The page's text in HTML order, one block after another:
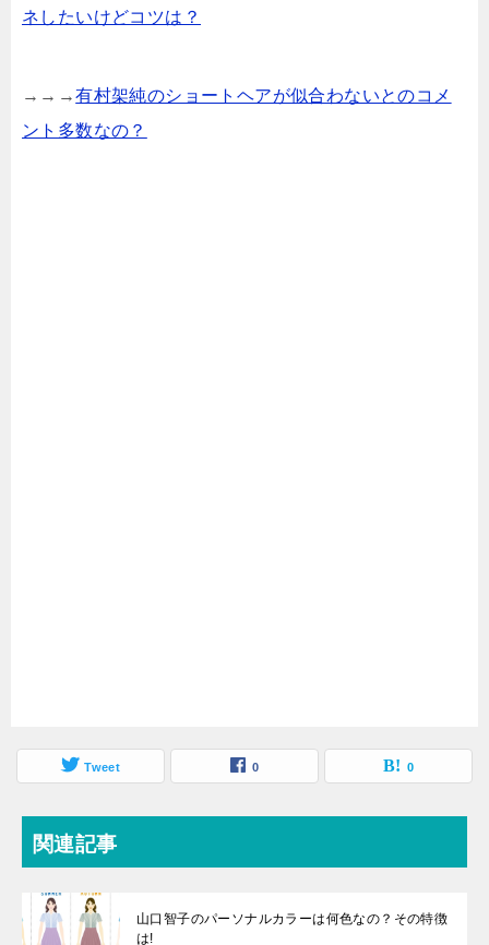
ネしたいけどコツは？
→→→有村架純のショートヘアが似合わないとのコメ
ント多数なの？
Tweet 0 0
関連記事
山口智子のパーソナルカラーは何色なの？その特徴
は!